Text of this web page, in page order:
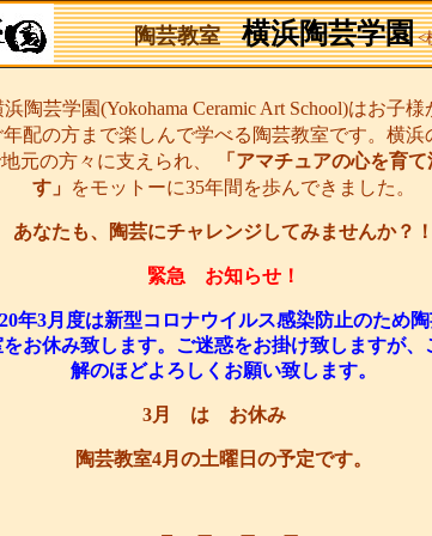
陶芸教室 横浜陶芸学園 <
陶芸学園(Yokohama Ceramic Art School)はお子様
年配の方まで楽しんで学べる陶芸教室です。横浜
元の方々に支えられ、
「アマチュアの心を育
す」
をモットーに35年間を歩んできました。
あなたも、陶芸にチャレンジしてみませんか？！
緊急 お知らせ！
年3月度は新型コロナウイルス感染防止のため
をお休み致します。ご迷惑をお掛け致しますが、
解のほどよろしくお願い致します。
3月 は お休み
陶芸教室4月の土曜日の予定です。